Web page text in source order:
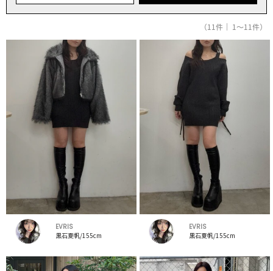
（11件｜ 1～11件）
EVRIS
黒石夏帆/155cm
EVRIS
黒石夏帆/155cm